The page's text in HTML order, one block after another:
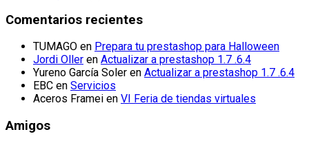
Comentarios recientes
TUMAGO en Prepara tu prestashop para Halloween
Jordi Oller en Actualizar a prestashop 1.7 .6.4
Yureno García Soler en Actualizar a prestashop 1.7 .6.4
EBC en Servicios
Aceros Framei en VI Feria de tiendas virtuales
Amigos